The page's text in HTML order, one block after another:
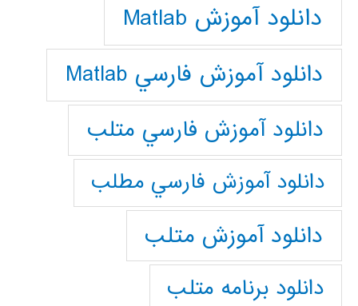
دانلود آموزش Matlab
دانلود آموزش فارسي Matlab
دانلود آموزش فارسي متلب
دانلود آموزش فارسي مطلب
دانلود آموزش متلب
دانلود برنامه متلب